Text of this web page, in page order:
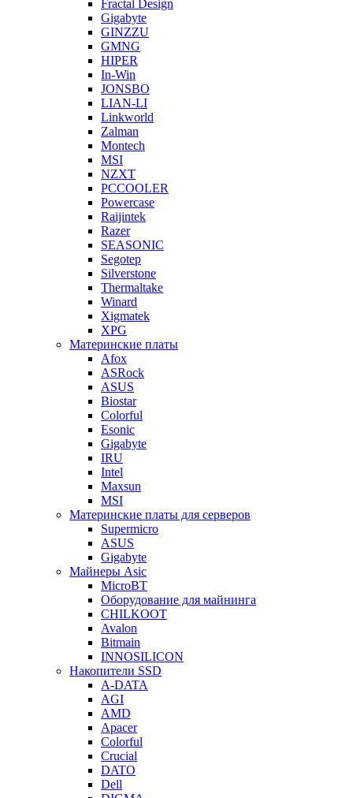
Fractal Design
Gigabyte
GINZZU
GMNG
HIPER
In-Win
JONSBO
LIAN-LI
Linkworld
Zalman
Montech
MSI
NZXT
PCCOOLER
Powercase
Raijintek
Razer
SEASONIC
Segotep
Silverstone
Thermaltake
Winard
Xigmatek
XPG
Материнские платы
Afox
ASRock
ASUS
Biostar
Colorful
Esonic
Gigabyte
IRU
Intel
Maxsun
MSI
Материнские платы для серверов
Supermicro
ASUS
Gigabyte
Майнеры Asic
MicroBT
Оборудование для майнинга
CHILKOOT
Avalon
Bitmain
INNOSILICON
Накопители SSD
A-DATA
AGI
AMD
Apacer
Colorful
Crucial
DATO
Dell